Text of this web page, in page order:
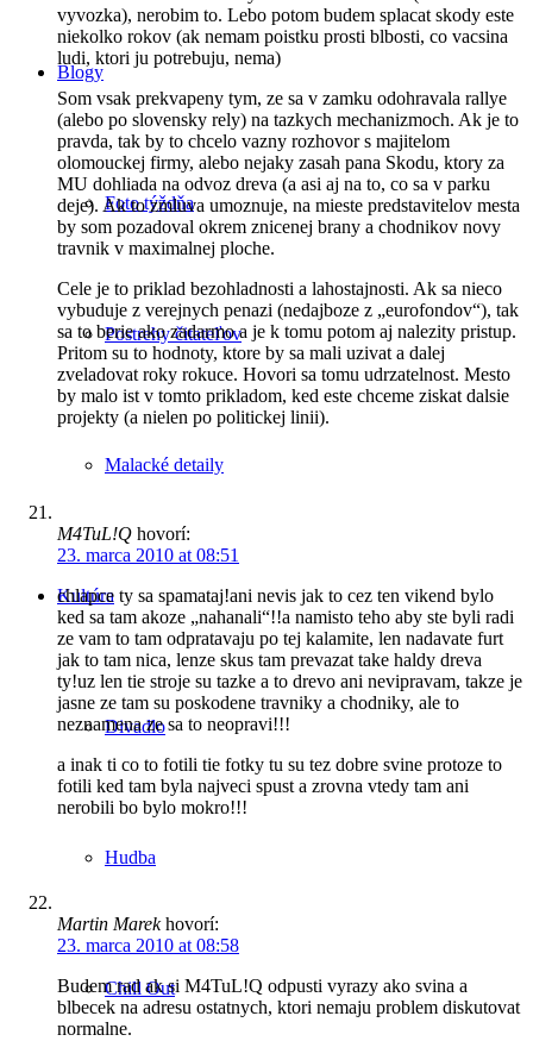
Blogy
Foto týždňa
Postrehy čitateľov
Malacké detaily
Kultúra
Divadlo
Hudba
Chill Out
vyvozka), nerobim to. Lebo potom budem splacat skody este
niekolko rokov (ak nemam poistku prosti blbosti, co vacsina
ludi, ktori ju potrebuju, nema)
Som vsak prekvapeny tym, ze sa v zamku odohravala rallye
(alebo po slovensky rely) na tazkych mechanizmoch. Ak je to
pravda, tak by to chcelo vazny rozhovor s majitelom
olomouckej firmy, alebo nejaky zasah pana Skodu, ktory za
MU dohliada na odvoz dreva (a asi aj na to, co sa v parku
deje). Ak to zmluva umoznuje, na mieste predstavitelov mesta
by som pozadoval okrem znicenej brany a chodnikov novy
travnik v maximalnej ploche.
Cele je to priklad bezohladnosti a lahostajnosti. Ak sa nieco
vybuduje z verejnych penazi (nedajboze z „eurofondov“), tak
sa to berie ako zadarmo a je k tomu potom aj nalezity pristup.
Pritom su to hodnoty, ktore by sa mali uzivat a dalej
zveladovat roky rokuce. Hovori sa tomu udrzatelnost. Mesto
by malo ist v tomto prikladom, ked este chceme ziskat dalsie
projekty (a nielen po politickej linii).
M4TuL!Q hovorí:
23. marca 2010 at 08:51
chlapce ty sa spamataj!ani nevis jak to cez ten vikend bylo
ked sa tam akoze „nahanali“!!a namisto teho aby ste byli radi
ze vam to tam odpratavaju po tej kalamite, len nadavate furt
jak to tam nica, lenze skus tam prevazat take haldy dreva
ty!uz len tie stroje su tazke a to drevo ani nevipravam, takze je
jasne ze tam su poskodene travniky a chodniky, ale to
neznamena ze sa to neopravi!!!
a inak ti co to fotili tie fotky tu su tez dobre svine protoze to
fotili ked tam byla najveci spust a zrovna vtedy tam ani
nerobili bo bylo mokro!!!
Martin Marek hovorí:
23. marca 2010 at 08:58
Budem rad ak si M4TuL!Q odpusti vyrazy ako svina a
blbecek na adresu ostatnych, ktori nemaju problem diskutovat
normalne.